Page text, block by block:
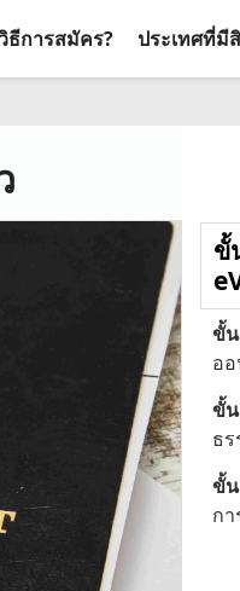
ธีการสมัคร? ประเทศที่มี
ขั้
ขั้
อ
ขั้
ธ
ขั้
ก